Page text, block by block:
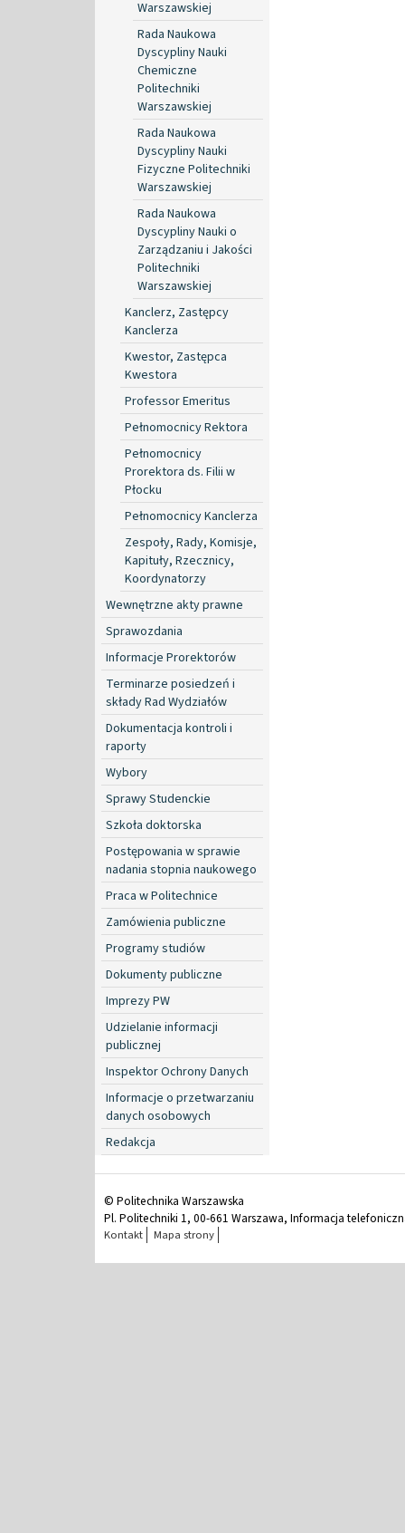
Warszawskiej
Rada Naukowa
Dyscypliny Nauki
Chemiczne
Politechniki
Warszawskiej
Rada Naukowa
Dyscypliny Nauki
Fizyczne Politechniki
Warszawskiej
Rada Naukowa
Dyscypliny Nauki o
Zarządzaniu i Jakości
Politechniki
Warszawskiej
Kanclerz, Zastępcy
Kanclerza
Kwestor, Zastępca
Kwestora
Professor Emeritus
Pełnomocnicy Rektora
Pełnomocnicy
Prorektora ds. Filii w
Płocku
Pełnomocnicy Kanclerza
Zespoły, Rady, Komisje,
Kapituły, Rzecznicy,
Koordynatorzy
Wewnętrzne akty prawne
Sprawozdania
Informacje Prorektorów
Terminarze posiedzeń i
składy Rad Wydziałów
Dokumentacja kontroli i
raporty
Wybory
Sprawy Studenckie
Szkoła doktorska
Postępowania w sprawie
nadania stopnia naukowego
Praca w Politechnice
Zamówienia publiczne
Programy studiów
Dokumenty publiczne
Imprezy PW
Udzielanie informacji
publicznej
Inspektor Ochrony Danych
Informacje o przetwarzaniu
danych osobowych
Redakcja
© Politechnika Warszawska
Pl. Politechniki 1, 00-661 Warszawa, Informacja
Kontakt Mapa strony